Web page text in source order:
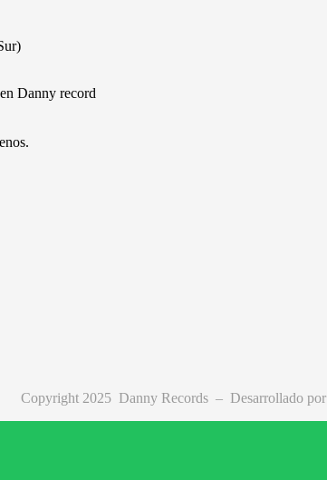
Danny record
Copyright 2025 Danny Records – Desarrollado por